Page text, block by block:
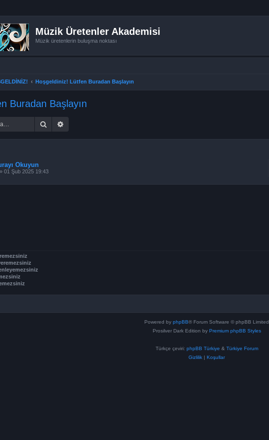
Müzik Üretenler Akademisi
Müzik üretenlerin buluşma noktası
Hoşgeldiniz! Lütfen Buradan Başlayın
Buradan Başlayın
Ara
Okuyun
» 01 Şub 2025 19:43
Powered by phpBB® Forum Software © phpBB Limited
Prosilver Dark Edition by Premium phpBB Styles
Türkçe çeviri: phpBB Türkiye & Türkiye Forum
Gizlilik | Koşullar